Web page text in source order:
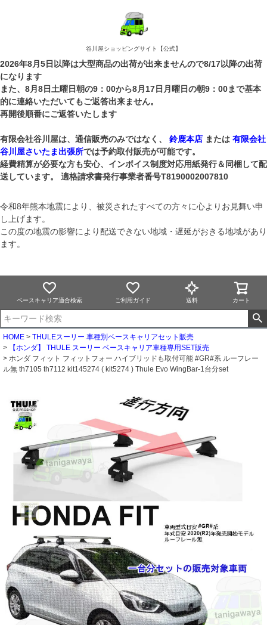
谷川屋ショッピングサイト【公式】
2026年8月5日以降は大型商品の出荷が出来ませんので8/17以降の出荷
になります
また、8月8日土曜日朝の9：00から8月17日月曜日の朝9：00まで基本
的に連絡いただいてもご返答出来ません。
再開後順番にご返答いたします
有限会社谷川屋は、通信販売のみではなく、 鈴鹿本店 または 有限会社
谷川屋さいたま出張所では予約取付販売が可能です。
経費精算が必要な方も安心、インボイス制度対応用紙発行＆同梱して配
送しています。 適格請求書発行事業者番号T8190002007810
令和8年熊本地震により、被災されたすべての方々に心よりお見舞い申
し上げます。
この度の地震の影響により配送できない地域・遅延がおきる地域があり
ます。
ベースキャリア適合検索 ご利用ガイド 送料 カート
HOME
THULEスーリー 車種別ベースキャリアセット販売
【ホンダ】 THULE スーリー ベースキャリア車種専用SET販売
ホンダ フィット フィットフォー ハイブリッドも取付可能 #GR#系 ルーフレー
ル無 th7105 th7112 kit145274 ( kit5274 ) Thule Evo WingBar-1台分set